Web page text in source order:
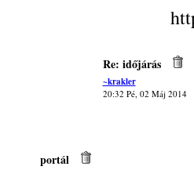
Re: időjárás
~krakler
20:32 Pé, 02 Máj 2014
portál